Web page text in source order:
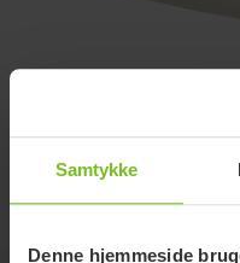
Samtykke
Denne hjemmeside
Støttehåndtaget giver et